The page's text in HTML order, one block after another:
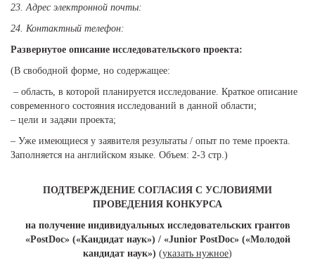
23. Адрес электронной почты:
24. Контактный телефон:
Развернутое описание исследовательского проекта:
(В свободной форме, но содержащее:
– область, в которой планируется исследование. Краткое описание
современного состояния исследований в данной области;
– цели и задачи проекта;
– Уже имеющиеся у заявителя результаты / опыт по теме проекта.
Заполняется на английском языке. Объем: 2-3 стр.)
ПОДТВЕРЖДЕНИЕ СОГЛАСИЯ С УСЛОВИЯМИ
ПРОВЕДЕНИЯ КОНКУРСА
на получение индивидуальных исследовательских грантов
«PostDoc» («Кандидат наук») / «Junior PostDoc» («Молодой
кандидат наук») (указать нужное)